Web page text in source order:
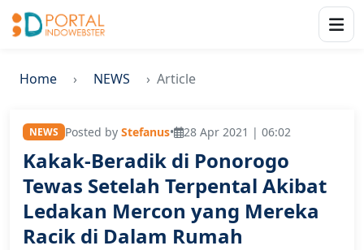
Home NEWS Article
NEWS Posted by Stefanus• 28 Apr 2021 | 06:02
Kakak-Beradik di Ponorogo
Tewas Setelah Terpental Akibat
Ledakan Mercon yang Mereka
Racik di Dalam Rumah